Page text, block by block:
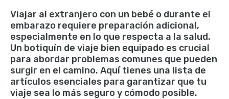
Viajar al extranjero con un bebé o durante el
embarazo requiere preparación adicional,
especialmente en lo que respecta a la salud.
Un botiquín de viaje bien equipado es crucial
para abordar problemas comunes que pueden
surgir en el camino. Aquí tienes una lista de
artículos esenciales para garantizar que tu
viaje sea lo más seguro y cómodo posible.